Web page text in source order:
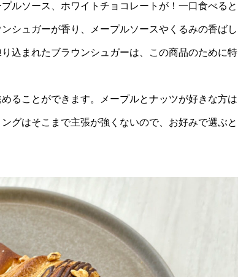
ルソース、ホワイトチョコレートが！一口食べると
シュガーが香り、メープルソースやくるみの香ばし
込まれたブラウンシュガーは、この商品のために特
ることができます。メープルとナッツが好きな方は
グはそこまで主張が強くないので、お好みで選ぶと